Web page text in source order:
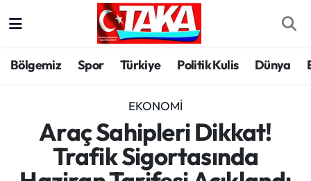
Bölgemiz Spor Türkiye Politik Kulis Dünya
EKONOMI
Araç Sahipleri Dikkat!
Trafik Sigortasında
Spor
Türkiye
Kültür/Sanat
Trabzon Hava Durumu
Trabzon Trafik Yoğunluk Haritası
Süper Lig Puan Durumu ve Fikstür